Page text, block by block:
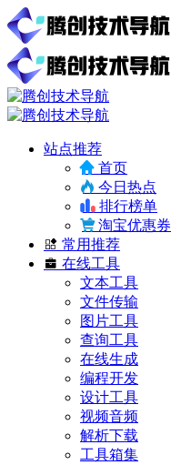
站点推荐
首页
今日热点
排行榜单
淘宝优惠券
常用推荐
在线工具
文本工具
文件传输
图片工具
查询工具
在线生成
编程开发
设计工具
视频音频
解析下载
工具箱集